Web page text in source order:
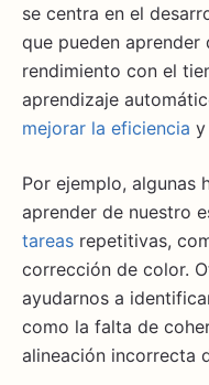
se centra en el
que pueden
rendimiento con el
aprendizaje
mejorar la eficiencia y
Por ejemplo, algunas
aprender de nuestro
tareas repetitivas,
corrección de color.
ayudarnos a
como la falta de
alineación incorrecta